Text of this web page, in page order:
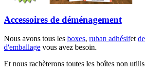
Accessoires de déménagement
Nous avons tous les boxes, ruban adhésifet
d'emballage vous avez besoin.
Et nous rachèterons toutes les boîtes non